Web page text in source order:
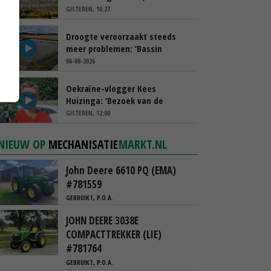
spreekt van ‘ondernemersrisico’
GISTEREN, 16:27
Droogte veroorzaakt steeds
meer problemen: ‘Bassin
afgelopen week al leeg’
06-08-2026
Oekraïne-vlogger Kees
Huizinga: ‘Bezoek van de
ambassade mag zelf groente
GISTEREN, 12:00
OP MECHANISATIEMARKT.NL
John Deere 6610 PQ (EMA)
#781559
GEBRUIKT, P.O.A.
JOHN DEERE 3038E
COMPACTTREKKER (LIE)
#781764
GEBRUIKT, P.O.A.